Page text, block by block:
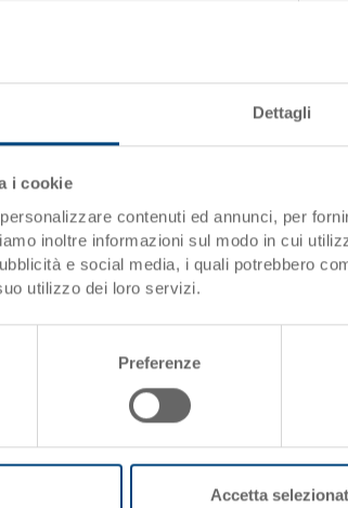
Dettagli
i cookie
contenuti ed annunci, per
inoltre informazioni sul modo in cui
e social media, i quali potrebbero
utilizzo dei loro servizi.
Preferenze
Accetta